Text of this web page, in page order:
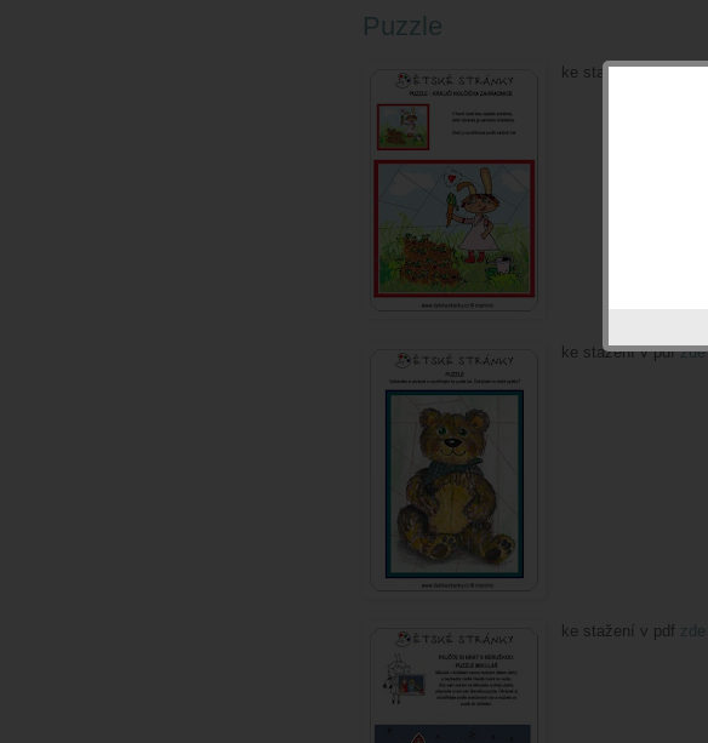
Puzzle
ke stažení v pdfzde
ke stažení v pdfzde
ke stažení v pdf zde